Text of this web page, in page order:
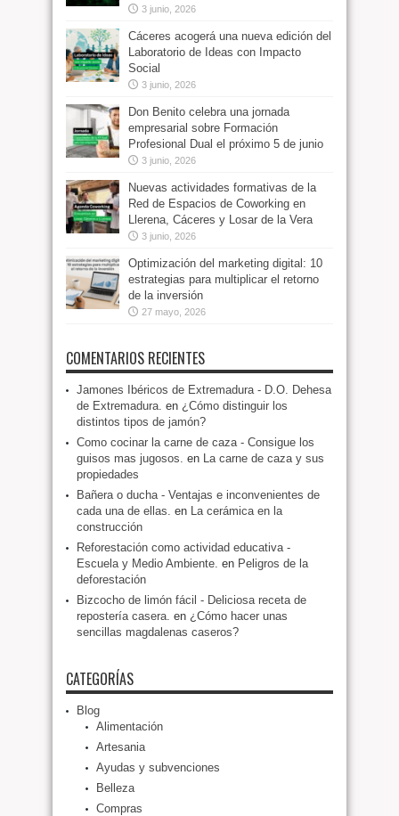
3 junio, 2026
Cáceres acogerá una nueva edición del
Laboratorio de Ideas con Impacto
Social
3 junio, 2026
Don Benito celebra una jornada
empresarial sobre Formación
Profesional Dual el próximo 5 de junio
3 junio, 2026
Nuevas actividades formativas de la
Red de Espacios de Coworking en
Llerena, Cáceres y Losar de la Vera
3 junio, 2026
Optimización del marketing digital: 10
estrategias para multiplicar el retorno
de la inversión
27 mayo, 2026
COMENTARIOS RECIENTES
Jamones Ibéricos de Extremadura - D.O. Dehesa
de Extremadura. en ¿Cómo distinguir los
distintos tipos de jamón?
Como cocinar la carne de caza - Consigue los
guisos mas jugosos. en La carne de caza y sus
propiedades
Bañera o ducha - Ventajas e inconvenientes de
cada una de ellas. en La cerámica en la
construcción
Reforestación como actividad educativa -
Escuela y Medio Ambiente. en Peligros de la
deforestación
Bizcocho de limón fácil - Deliciosa receta de
repostería casera. en ¿Cómo hacer unas
sencillas magdalenas caseros?
CATEGORÍAS
Blog
Alimentación
Artesania
Ayudas y subvenciones
Belleza
Compras